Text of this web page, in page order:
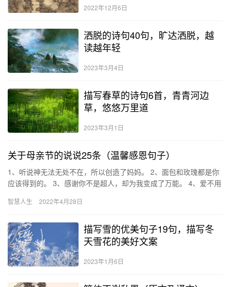
2022年12月6日
洒脱的诗句40句，旷达洒脱，越
读越年轻
2023年3月4日
描写春草的诗句6首，青青河边
草，悠悠万里道
2023年3月1日
关于母亲节的说说25条（温馨感恩句子）
1、听说神无法无处不在，所以创造了妈妈。 2、面包和玫瑰都是你
应该得到的。 3、感谢你不是超人，却为我变成了万能。 4、爱不用
智慧人生 2022年4月28日
描写雪的优美句子19句，描写冬
天雪花的美好文案
2023年1月6日